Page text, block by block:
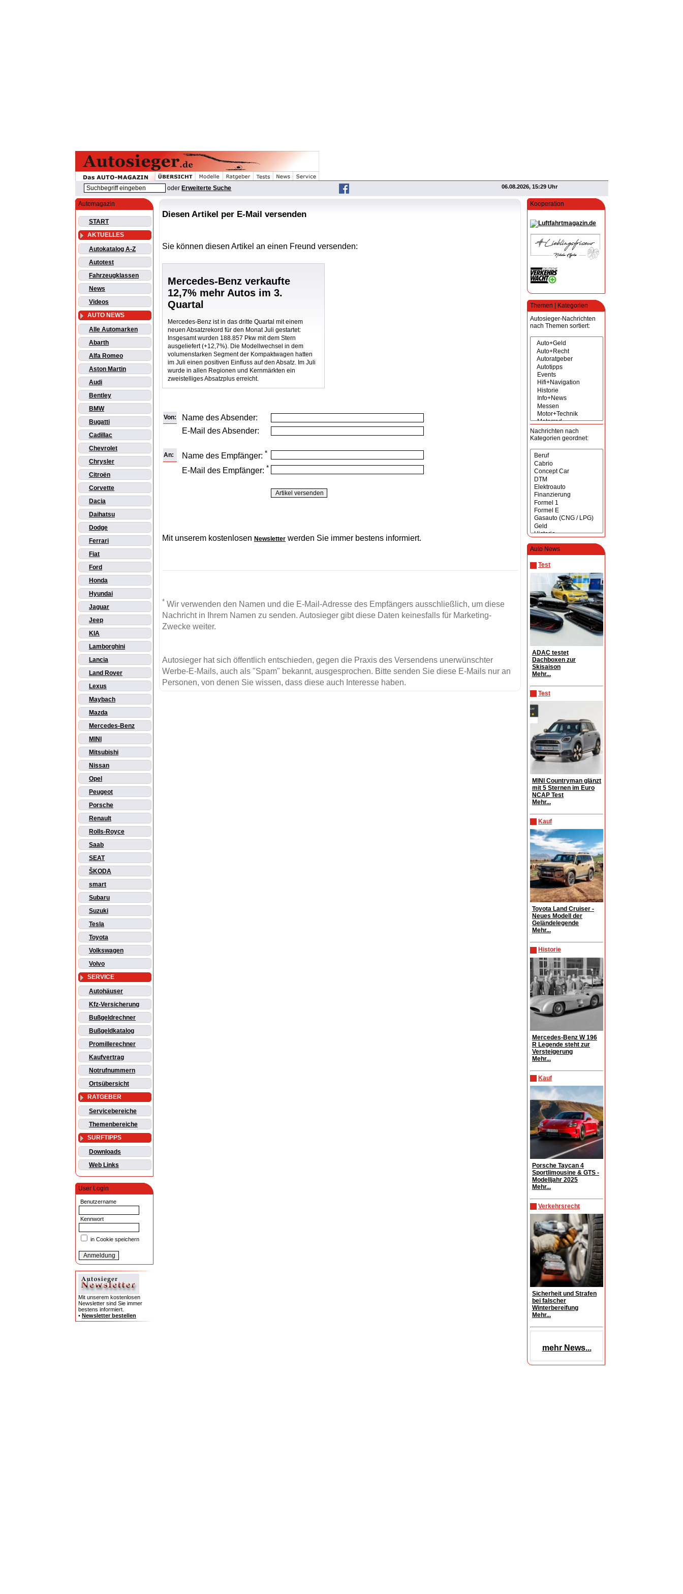
oder Erweiterte Suche 06.08.2026, 15:29 Uhr
Automagazin
START
AKTUELLES
Autokatalog A-Z
Autotest
Fahrzeugklassen
News
Videos
AUTO NEWS
Alle Automarken
Abarth
Alfa Romeo
Aston Martin
Audi
Bentley
BMW
Bugatti
Cadillac
Chevrolet
Chrysler
Citroën
Corvette
Dacia
Daihatsu
Dodge
Ferrari
Fiat
Ford
Honda
Hyundai
Jaguar
Jeep
KIA
Lamborghini
Lancia
Land Rover
Lexus
Maybach
Mazda
Mercedes-Benz
MINI
Mitsubishi
Nissan
Opel
Peugeot
Porsche
Renault
Rolls-Royce
Saab
SEAT
ŠKODA
smart
Subaru
Suzuki
Tesla
Toyota
Volkswagen
Volvo
SERVICE
Autohäuser
Kfz-Versicherung
Bußgeldrechner
Bußgeldkatalog
Promillerechner
Kaufvertrag
Notrufnummern
Ortsübersicht
RATGEBER
Servicebereiche
Themenbereiche
SURFTIPPS
Downloads
Web Links
User Login
Benutzername
Kennwort
in Cookie speichern
Mit unserem kostenlosen
Newsletter sind Sie immer
bestens informiert.
• Newsletter bestellen
Kooperation
Themen | Kategorien
Autosieger-Nachrichten
nach Themen sortiert:
Nachrichten nach
Kategorien geordnet:
Auto News
Test
ADAC testet
Dachboxen zur
Skisaison
Mehr...
Test
MINI Countryman glänzt
mit 5 Sternen im Euro
NCAP Test
Mehr...
Kauf
Toyota Land Cruiser -
Neues Modell der
Geländelegende
Mehr...
Historie
Mercedes-Benz W 196
R Legende steht zur
Versteigerung
Mehr...
Kauf
Porsche Taycan 4
Sportlimousine & GTS -
Modelljahr 2025
Mehr...
Verkehrsrecht
Sicherheit und Strafen
bei falscher
Winterbereifung
Mehr...
mehr News...
Diesen Artikel per E-Mail versenden
Sie können diesen Artikel an einen Freund versenden:
Mercedes-Benz verkaufte
12,7% mehr Autos im 3.
Quartal
Mercedes-Benz ist in das dritte Quartal mit einem
neuen Absatzrekord für den Monat Juli gestartet:
Insgesamt wurden 188.857 Pkw mit dem Stern
ausgeliefert (+12,7%). Die Modellwechsel in dem
volumenstarken Segment der Kompaktwagen hatten
im Juli einen positiven Einfluss auf den Absatz. Im Juli
wurde in allen Regionen und Kernmärkten ein
zweistelliges Absatzplus erreicht.
Von:
Name des Absender:
E-Mail des Absender:
An: Name des Empfänger: *
E-Mail des Empfänger: *
Mit unserem kostenlosen Newsletter werden Sie immer bestens informiert.
* Wir verwenden den Namen und die E-Mail-Adresse des Empfängers ausschließlich, um diese
Nachricht in Ihrem Namen zu senden. Autosieger gibt diese Daten keinesfalls für Marketing-
Zwecke weiter.
Autosieger hat sich öffentlich entschieden, gegen die Praxis des Versendens unerwünschter
Werbe-E-Mails, auch als "Spam" bekannt, ausgesprochen. Bitte senden Sie diese E-Mails nur an
Personen, von denen Sie wissen, dass diese auch Interesse haben.